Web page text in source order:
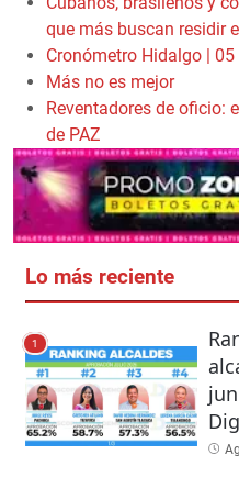
que más buscan residir
Cronómetro Hidalgo |
Más no es mejor
Reventadores de oficio:
de PAZ
Lo más reciente
1